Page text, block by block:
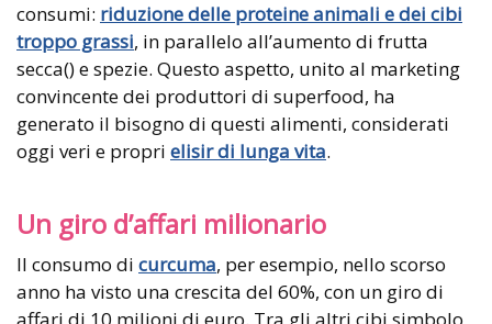
consumi: riduzione delle proteine animali e dei cibi
troppo grassi, in parallelo all’aumento di frutta
secca() e spezie. Questo aspetto, unito al marketing
convincente dei produttori di superfood, ha
generato il bisogno di questi alimenti, considerati
oggi veri e propri elisir di lunga vita.
Un giro d’affari milionario
Il consumo di curcuma, per esempio, nello scorso
anno ha visto una crescita del 60%, con un giro di